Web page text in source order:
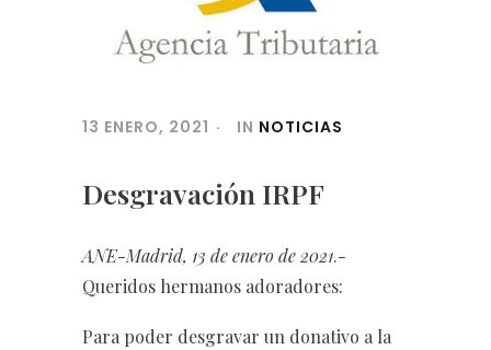
13 ENERO, 2021 IN NOTICIAS
Desgravación IRPF
ANE-Madrid, 13 de enero de 2021.-
Queridos hermanos adoradores:
Para poder desgravar un donativo a la